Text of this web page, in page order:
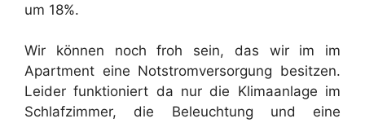
um 18%.
Wir können noch froh sein, das wir im im
Apartment eine Notstromversorgung besitzen.
Leider funktioniert da nur die Klimaanlage im
Schlafzimmer, die Beleuchtung und eine